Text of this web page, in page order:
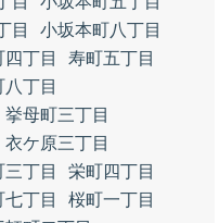
目
小坂本町八丁目
四丁目
寿町五丁目
八丁目
挙母町三丁目
衣ケ原三丁目
三丁目
栄町四丁目
七丁目
桜町一丁目